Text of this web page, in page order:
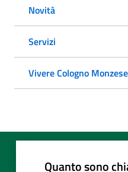
Novità
Servizi
Vivere Cologno Monzese
Quanto sono